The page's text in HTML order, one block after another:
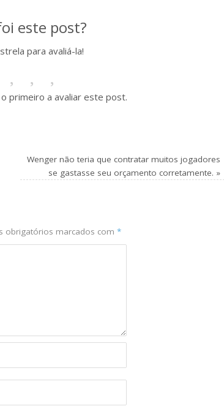
este post?
para avaliá-la!
primeiro a avaliar este post.
Wenger não teria que contratar muitos jogadores
se gastasse seu orçamento corretamente. »
obrigatórios marcados com *